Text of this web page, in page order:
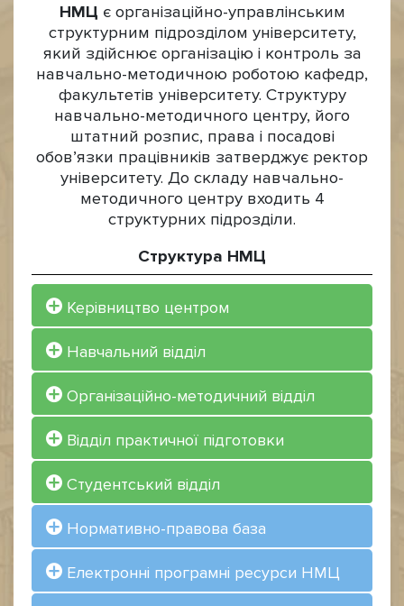
НМЦ є організаційно-управлінським
структурним підрозділом університету,
який здійснює організацію і контроль за
навчально-методичною роботою кафедр,
факультетів університету. Структуру
навчально-методичного центру, його
штатний розпис, права і посадові
обов’язки працівників затверджує ректор
університету. До складу навчально-
методичного центру входить 4
структурних підрозділи.
Структура НМЦ
Керівництво центром
Навчальний відділ
Організаційно-методичний відділ
Відділ практичної підготовки
Студентський відділ
Нормативно-правова база
Електронні програмні ресурси НМЦ